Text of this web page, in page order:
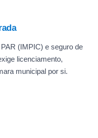
(IMPIC) e seguro de
licenciamento,
municipal por si.